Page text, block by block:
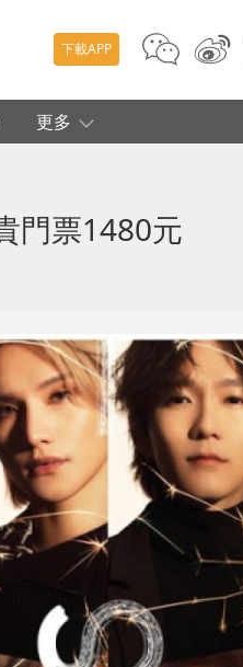
下載APP
更多
門票1480元